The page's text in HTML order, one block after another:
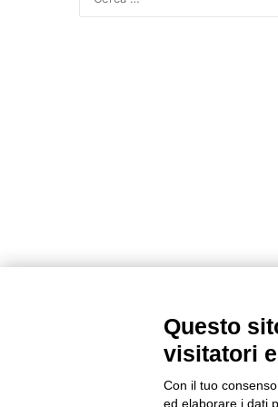
Questo
visitatori
Con il tuo
ed elaborare i dati